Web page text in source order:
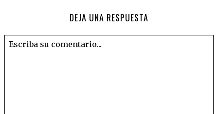
DEJA UNA RESPUESTA